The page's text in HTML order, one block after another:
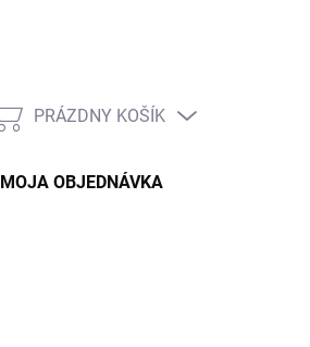
NÁKUPNÝ
PRÁZDNY KOŠÍK
MOJA OBJEDNÁVKA